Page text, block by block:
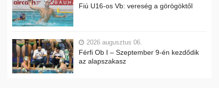
Fiú U16-os Vb: vereség a görögöktől
2026 augusztus 06.
Férfi Ob I – Szeptember 9-én kezdődik
az alapszakasz